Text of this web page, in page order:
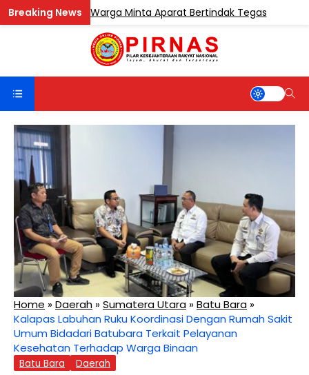
Sentosa, Warga Minta Aparat Bertindak Tegas
Home »Daerah »Sumatera Utara »Batu Bara »
Kalapas Labuhan Ruku Koordinasi Dengan Rumah Sakit
Umum Bidadari Batubara Terkait Pelayanan
Kesehatan Terhadap Warga Binaan
Batu Bara Daerah